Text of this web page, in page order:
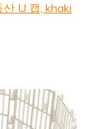
U 캡, khaki